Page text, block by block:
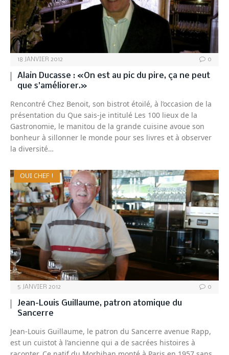
18 JANVIER 2012 0
Alain Ducasse : «On est au pic du pire, ça ne peut
que s’améliorer.»
Rencontré Chez Benoit, son bistrot étoilé, à l’occasion de la
présentation du Que sais-je intitulé Les 100 lieux de la
Gastronomie, le manitou de la grande cuisine avoue son
bonheur à sillonner le monde pour ses livres et à observer
la diversité…
OUI CHEF !
5 JANVIER 2012 0
Jean-Louis Guillaume, patron atomique du
Sancerre
Jean-Louis Guillaume, le patron du Sancerre avenue Rapp,
est un cuistot à l’ancienne qui a de sacrées histoires à